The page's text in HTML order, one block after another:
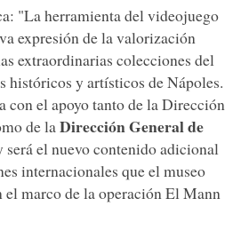
"La herramienta del videojuego
expresión de la valorización
extraordinarias colecciones del
históricos y artísticos de Nápoles.
con el apoyo tanto de la Dirección
de la Dirección General de
el nuevo contenido adicional
internacionales que el museo
el marco de la operación El Mann